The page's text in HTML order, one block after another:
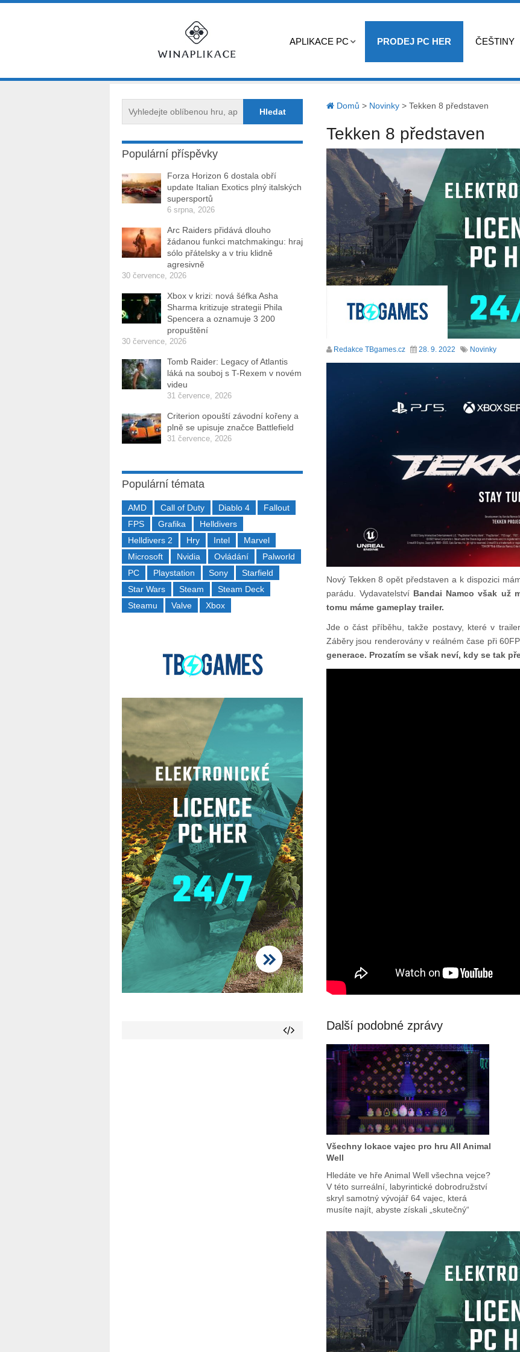
APLIKACE PC PRODEJ PC HER ČEŠTINY
Domů > Novinky> Tekken 8 představen
Tekken 8 představen
Redakce TBgames.cz 28. 9. 2022 Novinky
Nový Tekken 8 opět představen a k dispozici
parádu. Vydavatelství Bandai Namco však už
tomu máme gameplay trailer.
Jde o část příběhu, takže postavy, které v
Záběry jsou renderovány v reálném čase při
generace. Prozatím se však neví, kdy se tak
Další podobné zprávy
Všechny lokace vajec pro hru All Animal
Well
Hledáte ve hře Animal Well všechna vejce?
V této surreální, labyrintické dobrodružství
skryl samotný vývojář 64 vajec, která
musíte najít, abyste získali „skutečný“
Populární příspěvky
Forza Horizon 6 dostala obří
update Italian Exotics plný italských
supersportů
6 srpna, 2026
Arc Raiders přidává dlouho
žádanou funkci matchmakingu: hraj
sólo přátelsky a v triu klidně
agresivně
30 července, 2026
Xbox v krizi: nová šéfka Asha
Sharma kritizuje strategii Phila
Spencera a oznamuje 3 200
propuštění
30 července, 2026
Tomb Raider: Legacy of Atlantis
láká na souboj s T-Rexem v novém
videu
31 července, 2026
Criterion opouští závodní kořeny a
plně se upisuje značce Battlefield
31 července, 2026
Populární témata
AMD Call of Duty Diablo 4
Fallout
FPS
Grafika
Helldivers
Helldivers 2
Hry Intel
Marvel
Microsoft
Nvidia Ovládání
Palworld
PC
Playstation Sony
Starfield
Star Wars
Steam
Steam Deck
Steamu
Valve Xbox